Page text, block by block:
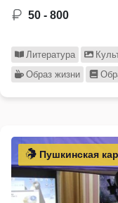
50 - 800
Литература
Образ жизни
Пушкинская